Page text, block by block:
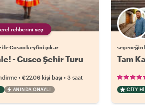
rehberini seç
ile Cusco keyfini çıkar
- Cusco Şehir Turu
• €22.06 kişi başı • 3 saat
ANINDA ONAYLI
seçeceğin
Tam
CITY